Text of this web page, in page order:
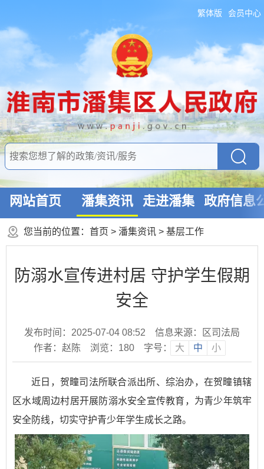
繁体版 会员中心
网站首页 潘集资讯 走进潘集 政府信息
您当前的位置： 首页 > 潘集资讯 > 基层工作
防溺水宣传进村居 守护学生假期
安全
发布时间：2025-07-04 08:52
信息来源：区司法局
作者：赵陈
浏览： 180 字号： 大 中 小
近日，贺疃司法所联合派出所、综治办，在贺疃镇辖
区水域周边村居开展防溺水安全宣传教育，为青少年筑牢
安全防线，切实守护青少年学生成长之路。